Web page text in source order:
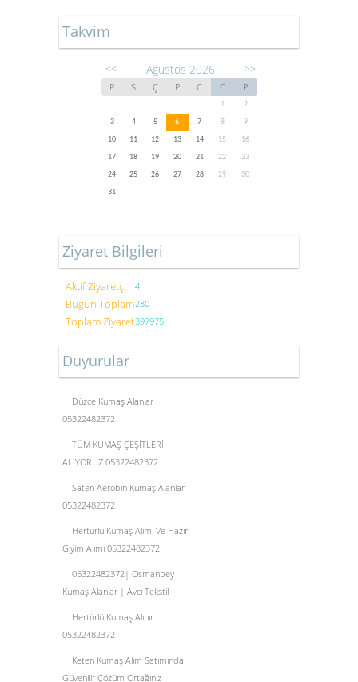
Takvim
<< Ağustos 2026 >>
P S Ç P C C P
1
2
3
4 5 6 7 8
9
10
11 12 13 14 15
16
17
18 19 20 21 22
23
24
25 26 27 28 29
30
31
Ziyaret Bilgileri
Aktif Ziyaretçi 4
Bugün Toplam280
Toplam Ziyaret397975
Duyurular
Düzce Kumaş Alanlar
05322482372
TÜM KUMAŞ ÇEŞİTLERİ
ALIYORUZ 05322482372
Saten Aerobin Kumaş Alanlar
05322482372
Hertürlü Kumaş Alımı Ve Hazır
Giyim Alımı 05322482372
05322482372| Osmanbey
Kumaş Alanlar | Avcı Tekstil
Hertürlü Kumaş Alınır
05322482372
Keten Kumaş Alım Satımında
Güvenilir Çözüm Ortağınız